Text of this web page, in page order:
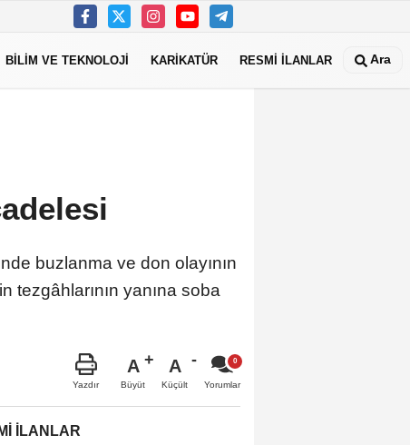
BİLİM VE TEKNOLOJİ KARİKATÜR RESMİ İLANLAR Ara
buzlanma ve don olayının
tezgâhlarının yanına soba
Yazdır
A
Büyüt
A
Küçült Yorumlar
İLANLAR